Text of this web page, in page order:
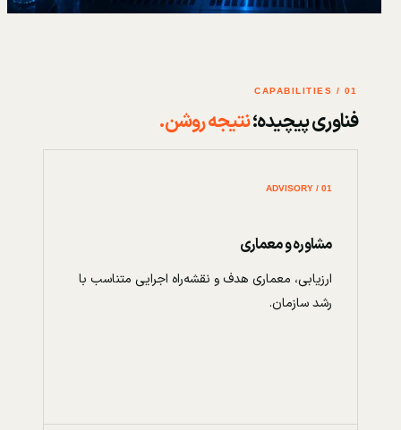
01 / CAPABILITIES
فناوری پیچیده؛نتیجه روشن.
01 / ADVISORY
مشاوره و معماری
ارزیابی، معماری هدف و نقشه‌راه اجرایی متناسب با
رشد سازمان.